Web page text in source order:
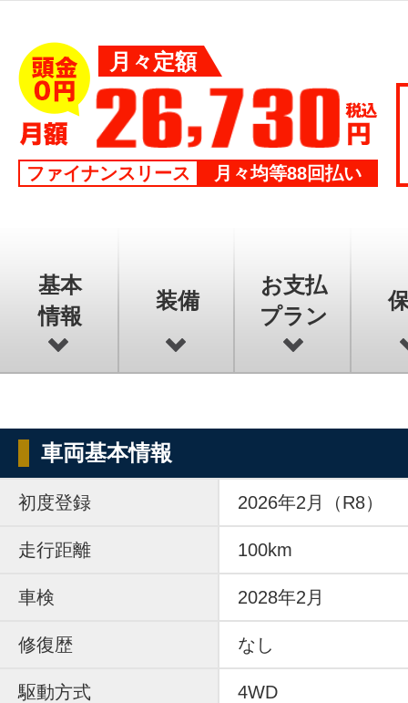
月々定額
ファイナンスリース 月々均等88回払い
基本
情報
装備
お支払
プラン
車両基本情報
初度登録 2026年2月（R8）
走行距離 100km
車検 2028年2月
修復歴 なし
駆動方式 4WD